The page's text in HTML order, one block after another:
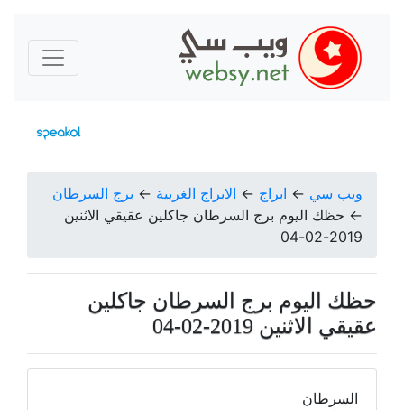
ويب سي ← ابراج ← الابراج الغربية ← برج السرطان
← حظك اليوم برج السرطان جاكلين عقيقي الاثنين
2019-02-04
حظك اليوم برج السرطان جاكلين
عقيقي الاثنين 2019-02-04
السرطان